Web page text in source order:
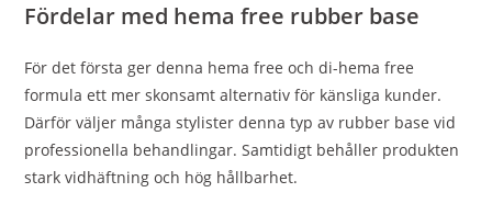
Fördelar med hema free rubber base
För det första ger denna hema free och di-hema free
formula ett mer skonsamt alternativ för känsliga kunder.
Därför väljer många stylister denna typ av rubber base vid
professionella behandlingar. Samtidigt behåller produkten
stark vidhäftning och hög hållbarhet.